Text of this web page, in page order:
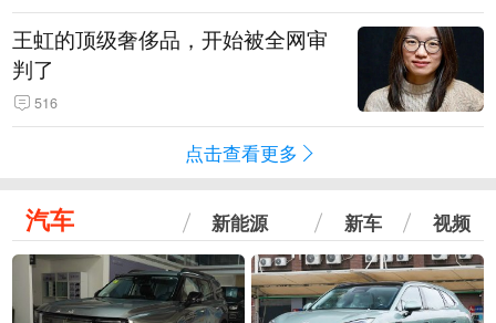
王虹的顶级奢侈品，开始被全网审
判了
516
点击查看更多
汽车 新能源 新车 视频